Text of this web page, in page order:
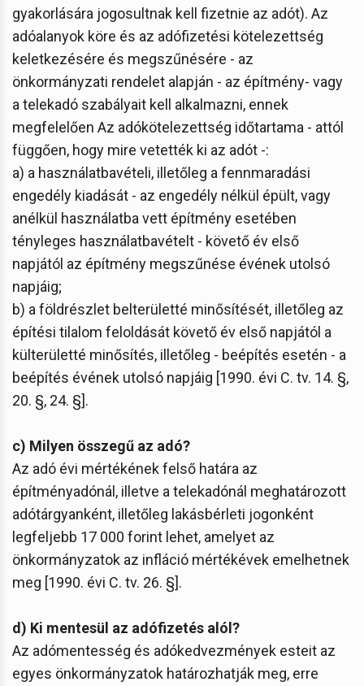
gyakorlására jogosultnak kell fizetnie az adót). Az
adóalanyok köre és az adófizetési kötelezettség
keletkezésére és megszűnésére - az
önkormányzati rendelet alapján - az építmény- vagy
a telekadó szabályait kell alkalmazni, ennek
megfelelően Az adókötelezettség időtartama - attól
függően, hogy mire vetették ki az adót -:
a) a használatbavételi, illetőleg a fennmaradási
engedély kiadását - az engedély nélkül épült, vagy
anélkül használatba vett építmény esetében
tényleges használatbavételt - követő év első
napjától az építmény megszűnése évének utolsó
napjáig;
b) a földrészlet belterületté minősítését, illetőleg az
építési tilalom feloldását követő év első napjától a
külterületté minősítés, illetőleg - beépítés esetén - a
beépítés évének utolsó napjáig [1990. évi C. tv. 14. §,
20. §, 24. §].
c) Milyen összegű az adó?
Az adó évi mértékének felső határa az
építményadónál, illetve a telekadónál meghatározott
adótárgyanként, illetőleg lakásbérleti jogonként
legfeljebb 17 000 forint lehet, amelyet az
önkormányzatok az infláció mértékévek emelhetnek
meg [1990. évi C. tv. 26. §].
d) Ki mentesül az adófizetés alól?
Az adómentesség és adókedvezmények esteit az
egyes önkormányzatok határozhatják meg, erre